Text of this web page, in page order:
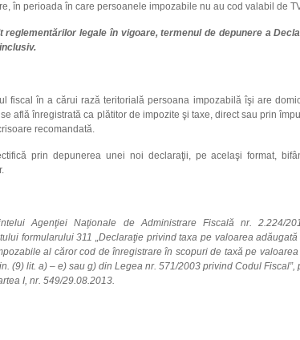
în perioada în care persoanele impozabile nu au cod valabil de
legale în vigoare, termenul de depunere a
fiscal în a cărui rază teritorială persoana impozabilă îşi are
află înregistrată ca plătitor de impozite şi taxe, direct sau prin
recomandată.
prin depunerea unei noi declaraţii, pe acelaşi format,
Agenţiei Naţionale de Administrare Fiscală nr. 2.224/
formularului 311 „Declaraţie privind taxa pe valoarea adăugată
al căror cod de înregistrare în scopuri de taxă pe valoarea
(9) lit. a) – e) sau g) din Legea nr. 571/2003 privind Codul Fiscal”,
I, nr. 549/29.08.2013.